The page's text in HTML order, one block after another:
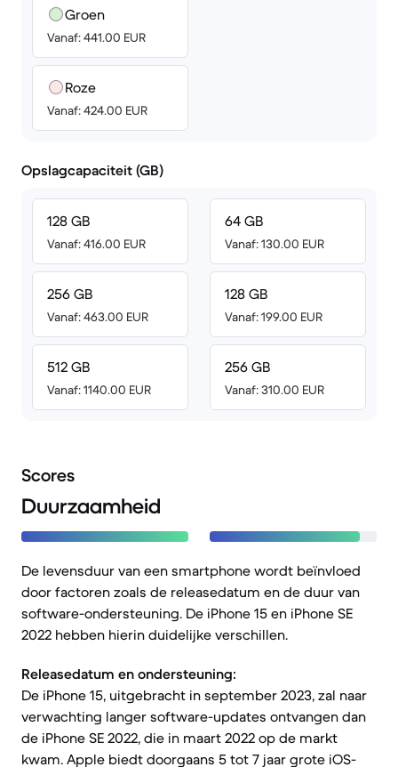
Groen
Vanaf: 441.00 EUR
Roze
Vanaf: 424.00 EUR
Opslagcapaciteit (GB)
128 GB
Vanaf: 416.00 EUR
256 GB
Vanaf: 463.00 EUR
512 GB
Vanaf: 1140.00 EUR
64 GB
Vanaf: 130.00 EUR
128 GB
Vanaf: 199.00 EUR
256 GB
Vanaf: 310.00 EUR
Scores
Duurzaamheid
De levensduur van een smartphone wordt beïnvloed
door factoren zoals de releasedatum en de duur van
software-ondersteuning. De iPhone 15 en iPhone SE
2022 hebben hierin duidelijke verschillen.
Releasedatum en ondersteuning:
De iPhone 15, uitgebracht in september 2023, zal naar
verwachting langer software-updates ontvangen dan
de iPhone SE 2022, die in maart 2022 op de markt
kwam. Apple biedt doorgaans 5 tot 7 jaar grote iOS-